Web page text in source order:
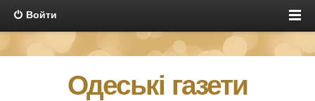
Войти
Одеські газети